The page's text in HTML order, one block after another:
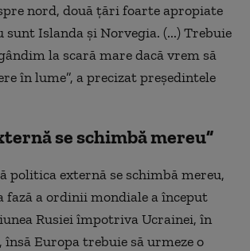
nord, două ţări foarte apropiate
sunt Islanda şi Norvegia. (...) Trebuie
la scară mare dacă vrem să
în lume”, a precizat preşedintele
se schimbă mereu”
politica externă se schimbă mereu,
a ordinii mondiale a început
Rusiei împotriva Ucrainei, în
însă Europa trebuie să urmeze o